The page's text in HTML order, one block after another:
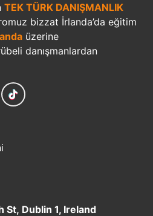
TEK TÜRK DANIŞMANLIK
bizzat İrlanda’da eğitim
üzerine
danışmanlardan
St, Dublin 1, Ireland